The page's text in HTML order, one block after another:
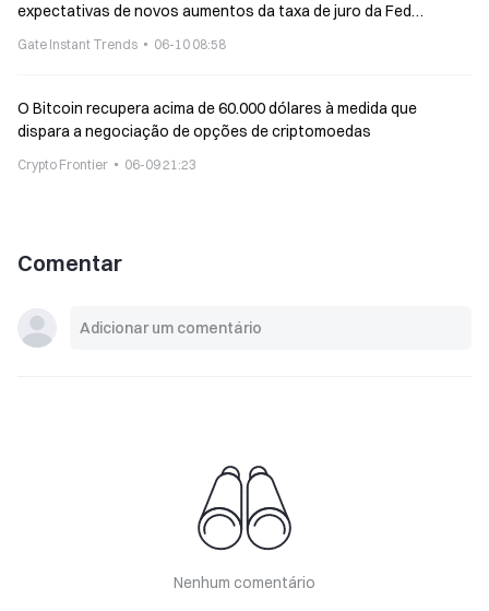
expectativas de novos aumentos da taxa de juro da Fed
Gate Instant Trends 06-10 08:58
O Bitcoin recupera acima de 60.000 dólares à medida que
dispara a negociação de opções de criptomoedas
Crypto Frontier 06-09 21:23
Comentar
Nenhum comentário